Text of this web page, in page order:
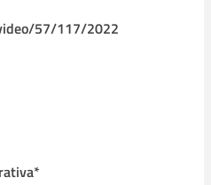
57/117/2022